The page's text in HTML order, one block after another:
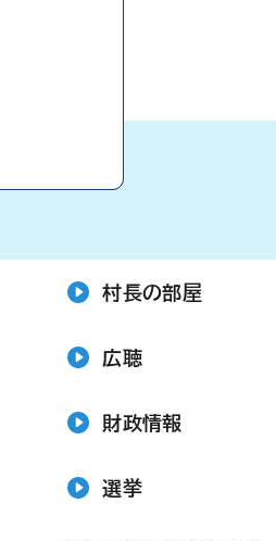
村長の部屋
広聴
財政情報
選挙